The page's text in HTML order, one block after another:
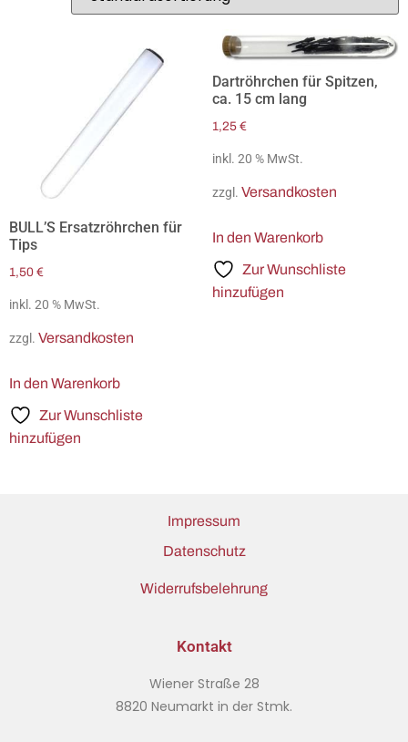
BULL’S Ersatzröhrchen für
Tips
1,50 €
inkl. 20 % MwSt.
zzgl. Versandkosten
In den Warenkorb
Zur Wunschliste
hinzufügen
Dartröhrchen für Spitzen,
ca. 15 cm lang
1,25 €
inkl. 20 % MwSt.
zzgl. Versandkosten
In den Warenkorb
Zur Wunschliste
hinzufügen
Impressum
Datenschutz
Widerrufsbelehrung
Kontakt
Wiener Straße 28
8820 Neumarkt in der Stmk.